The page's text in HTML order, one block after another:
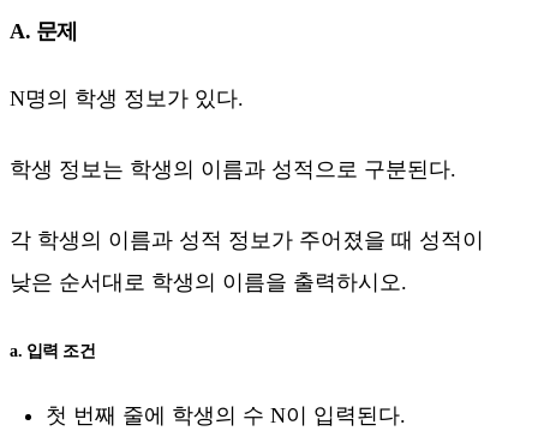
A. 문제
N명의 학생 정보가 있다.
학생 정보는 학생의 이름과 성적으로 구분된다.
각 학생의 이름과 성적 정보가 주어졌을 때 성적이
낮은 순서대로 학생의 이름을 출력하시오.
a. 입력 조건
첫 번째 줄에 학생의 수 N이 입력된다.